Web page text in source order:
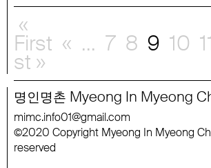
«
First « ... 7 8 9 10
st »
명인명촌 Myeong In Myeong
mimc.info01@gmail.com
©2020 Copyright Myeong In Myeong
reserved